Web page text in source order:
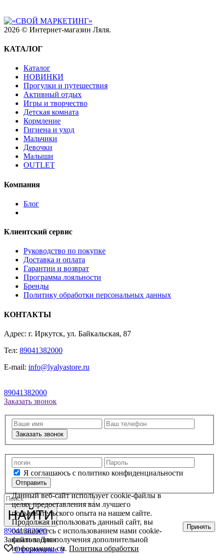
2026 © Интернет-магазин Ляля.
КАТАЛОГ
Каталог
НОВИНКИ
Прогулки и путешествия
Активный отдых
Игры и творчество
Детская комната
Кормление
Гигиена и уход
Мальчики
Девочки
Малыши
OUTLET
Компания
Блог
Клиентский сервис
Руководство по покупке
Доставка и оплата
Гарантии и возврат
Программа лояльности
Бренды
Политику обработки персональных данных
КОНТАКТЫ
Адрес: г. Иркутск, ул. Байкальская, 87
Тел: 89041382000
E-mail: info@lyalyastore.ru
89041382000
Заказать звонок
Заказать звонок
Я соглашаюсь с политико конфиденциальности
Отправить
НАЙТИ
89041382000
Заказать звонок
Отложенные 0
Данный веб-сайт использует cookie-файлы в
целях предоставления вам лучшего
пользовательского опыта на нашем сайте.
Продолжая использовать данный сайт, вы
соглашаетесь с использованием нами cookie-
файлов. Для получения дополнительной
информации см.Политика обработки
Принять